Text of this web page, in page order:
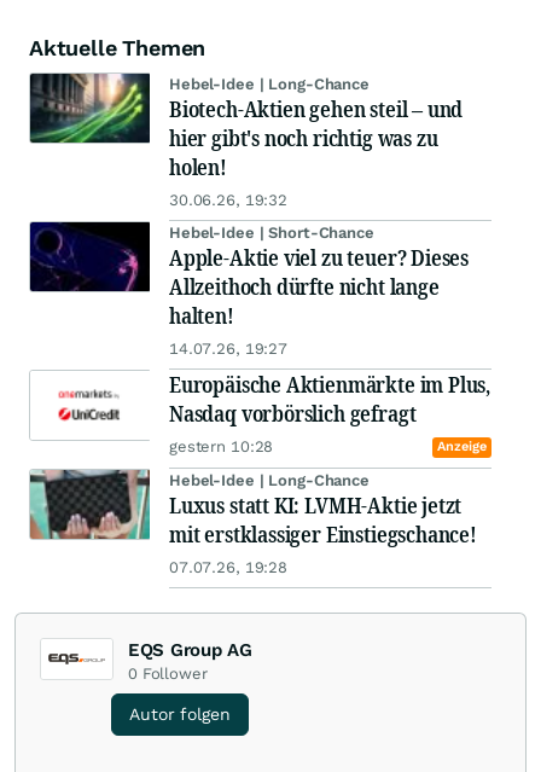
Aktuelle Themen
Hebel-Idee | Long-Chance
Biotech-Aktien gehen steil – und
hier gibt's noch richtig was zu
holen!
30.06.26, 19:32
Hebel-Idee | Short-Chance
Apple-Aktie viel zu teuer? Dieses
Allzeithoch dürfte nicht lange
halten!
14.07.26, 19:27
Europäische Aktienmärkte im Plus,
Nasdaq vorbörslich gefragt
gestern 10:28 Anzeige
Hebel-Idee | Long-Chance
Luxus statt KI: LVMH-Aktie jetzt
mit erstklassiger Einstiegschance!
07.07.26, 19:28
EQS Group AG
0 Follower
Autor folgen